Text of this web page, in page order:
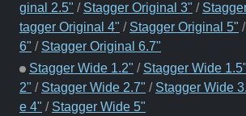
ginal 2.5" / Stagger Original 3" /
tagger Original 4" / Stagger Original 5" /
6" / Stagger Original 6.7"
Stagger Wide 1.2" / Stagger Wide 1.5"
2" / Stagger Wide 2.7" / Stagger Wide
e 4" / Stagger Wide 5"